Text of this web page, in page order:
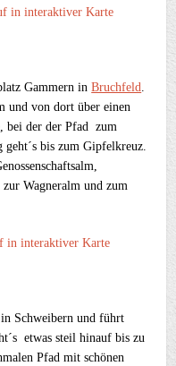
in interaktiver Karte
Gammern inBruchfeld.
und von dort über einen
bei der der Pfad zum
bis zum Gipfelkreuz.
Wagneralm und zum
in interaktiver Karte
Schweibern und führt
etwas steil hinauf bis zu
Pfad mit schönen